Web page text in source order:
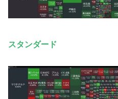
スタンダード